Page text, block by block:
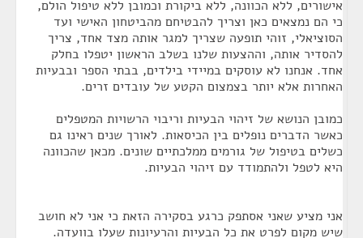
אישורים, ללא הכוונה, ללא ביקורת וכמובן ללא טיפול הולם,
כי הם נמצאים כאן וצריך להבטיחם מהביטחון האישי ועד
הסוציאלי, זוהי תופעה שצריך למגר אותה מצד אחד, צריך
להסדיר אותה, וההצעות שלנו בשלב הראשון יטפלו בחלק
אחד. אנחנו לא עוסקים במיידי בילדים, בבתי הספר ובבעיות
האחרות אלא יותר בצמצום הקטע של עובדים זרים.
כמובן הנושא של זיהוי הבעיות וריבוי הרשויות המטפלים
כאשר הדברים נופלים בין הכיסאות. לאורך שנים ראינו גם
כשלים בטיפול של גורמים ממלכתיים שונים. מכאן שהכוונה
היא לטפל ולהתמודד עם זיהוי הבעיות.
אני מציע שאני אסתפק כרגע בסקירה הזאת כי אני לא חושב
שיש מקום לפרט את כל הבעיות והרעיונות שעלו בוועדה.